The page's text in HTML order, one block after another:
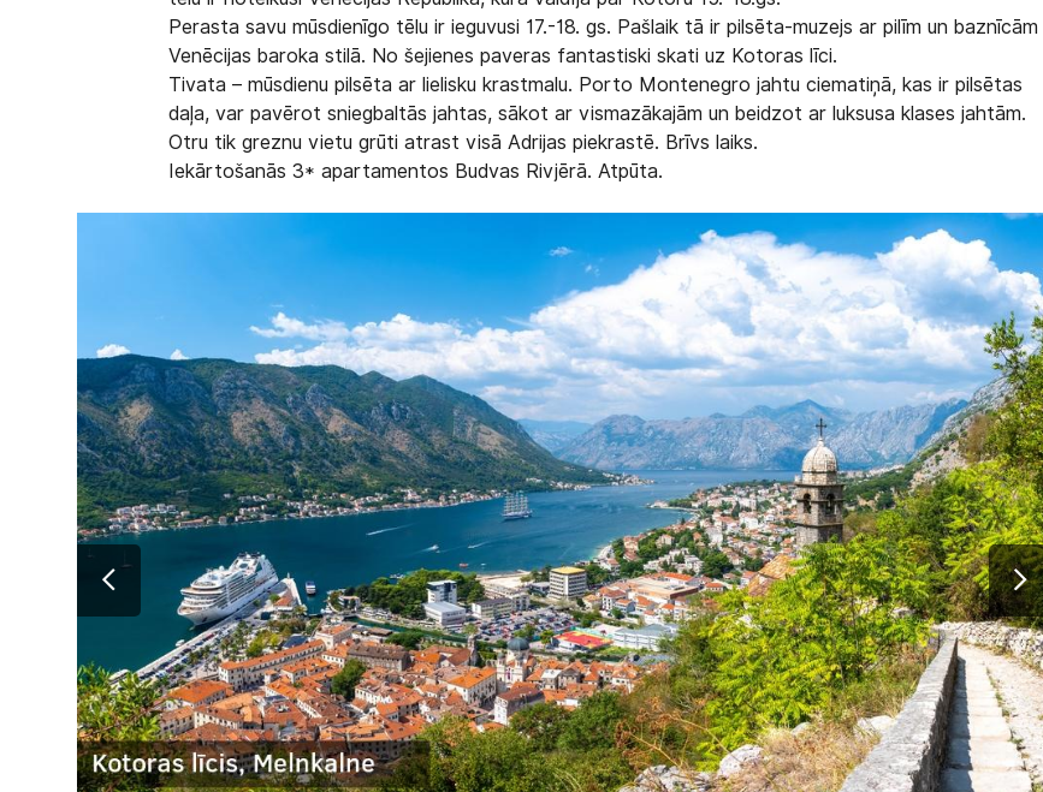
Perasta savu mūsdienīgo tēlu ir ieguvusi 17.-18. gs. Pašlaik tā ir pilsēta-muzejs ar pilīm un baznīcām
Venēcijas baroka stilā. No šejienes paveras fantastiski skati uz Kotoras līci.
Tivata – mūsdienu pilsēta ar lielisku krastmalu. Porto Montenegro jahtu ciematiņā, kas ir pilsētas
daļa, var pavērot sniegbaltās jahtas, sākot ar vismazākajām un beidzot ar luksusa klases jahtām.
Otru tik greznu vietu grūti atrast visā Adrijas piekrastē. Brīvs laiks.
Iekārtošanās 3* apartamentos Budvas Rivjērā. Atpūta.